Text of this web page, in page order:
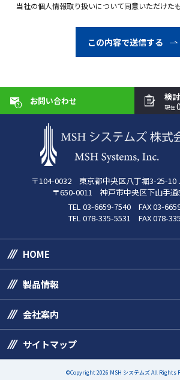
当社の個人情報取り扱いについて同意いただけた
お問い合わせ 検
現在0
〒104-0032 東京都中央区八丁堀3-25-10
〒650-0011 神戸市中央区下山手通
TEL 03-6659-7540 FAX 03-
TEL 078-335-5531 FAX 078-
HOME
製品情報
会社案内
サイトマップ
©Copyright 2026 MSH システムズ All Rights